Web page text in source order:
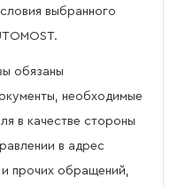
выбранного
обязаны
необходимые
в качестве стороны
в адрес
и прочих обращений,